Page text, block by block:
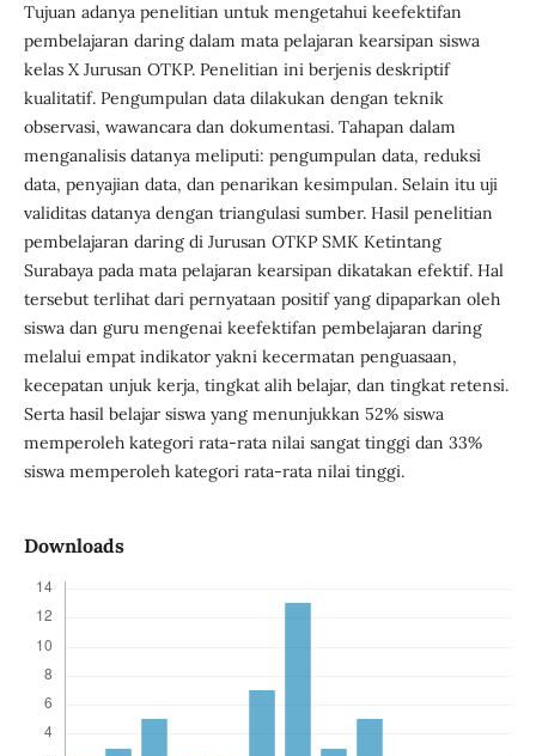
Tujuan adanya penelitian untuk mengetahui keefektifan
pembelajaran daring dalam mata pelajaran kearsipan siswa
kelas X Jurusan OTKP. Penelitian ini berjenis deskriptif
kualitatif. Pengumpulan data dilakukan dengan teknik
observasi, wawancara dan dokumentasi. Tahapan dalam
menganalisis datanya meliputi: pengumpulan data, reduksi
data, penyajian data, dan penarikan kesimpulan. Selain itu uji
validitas datanya dengan triangulasi sumber. Hasil penelitian
pembelajaran daring di Jurusan OTKP SMK Ketintang
Surabaya pada mata pelajaran kearsipan dikatakan efektif. Hal
tersebut terlihat dari pernyataan positif yang dipaparkan oleh
siswa dan guru mengenai keefektifan pembelajaran daring
melalui empat indikator yakni kecermatan penguasaan,
kecepatan unjuk kerja, tingkat alih belajar, dan tingkat retensi.
Serta hasil belajar siswa yang menunjukkan 52% siswa
memperoleh kategori rata-rata nilai sangat tinggi dan 33%
siswa memperoleh kategori rata-rata nilai tinggi.
Downloads